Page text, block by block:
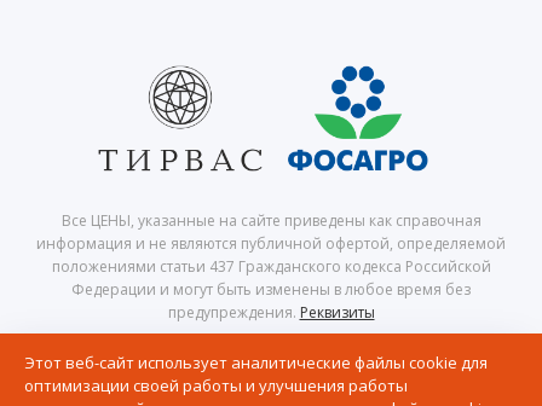
Все ЦЕНЫ, указанные на сайте приведены как справочная
информация и не являются публичной офертой, определяемой
положениями статьи 437 Гражданского кодекса Российской
Федерации и могут быть изменены в любое время без
предупреждения. Реквизиты
Мурманская область, Кольский полуостров
Политика в отношении обработки персональных данных
Этот веб-сайт использует аналитические файлы cookie для
оптимизации своей работы и улучшения работы